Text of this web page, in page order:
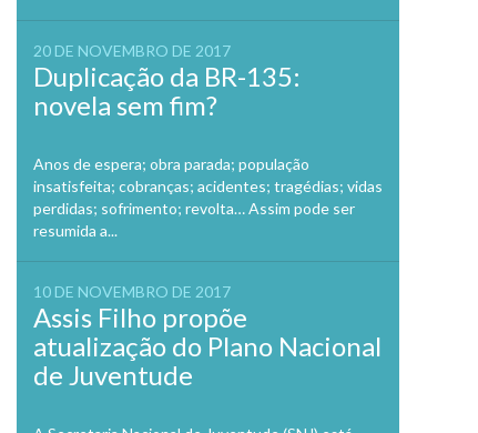
20 DE NOVEMBRO DE 2017
Duplicação da BR-135:
novela sem fim?
Anos de espera; obra parada; população
insatisfeita; cobranças; acidentes; tragédias; vidas
perdidas; sofrimento; revolta… Assim pode ser
resumida a...
10 DE NOVEMBRO DE 2017
Assis Filho propõe
atualização do Plano Nacional
de Juventude